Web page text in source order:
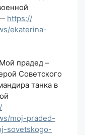
https://
ekaterina-
прадед –
Советского
танка в
moj-praded-
sovetskogo-